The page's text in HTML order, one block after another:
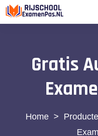
Gratis
>